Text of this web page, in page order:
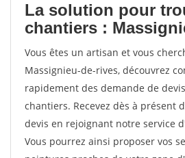
La solution pour
chantiers :
Vous êtes un artisan et vous
Massignieu-de-rives, découvrez
rapidement des demande de
chantiers. Recevez dès à présent
devis en rejoignant notre service
Vous pourrez ainsi proposer vos